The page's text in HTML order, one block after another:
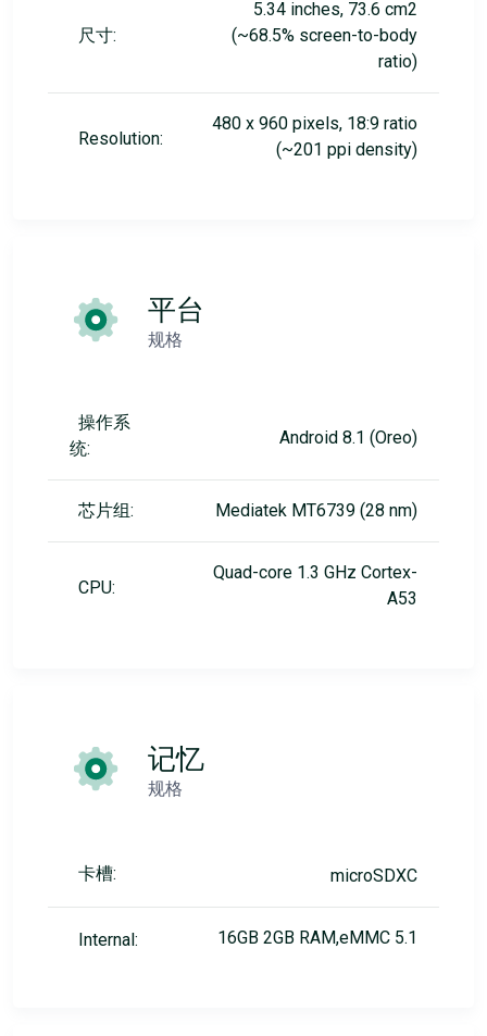
尺寸:
5.34 inches, 73.6 cm2
(~68.5% screen-to-body
ratio)
Resolution:
480 x 960 pixels, 18:9 ratio
(~201 ppi density)
平台
规格
操作系
统:
Android 8.1 (Oreo)
芯片组: Mediatek MT6739 (28 nm)
CPU:
Quad-core 1.3 GHz Cortex-
A53
记忆
规格
卡槽: microSDXC
Internal: 16GB 2GB RAM,eMMC 5.1